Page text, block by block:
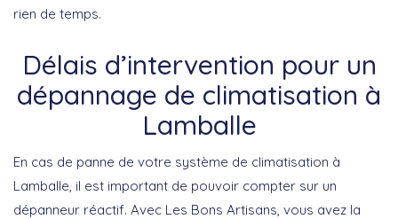
rien de temps.
Délais d’intervention pour un
dépannage de climatisation à
Lamballe
En cas de panne de votre système de climatisation à
Lamballe, il est important de pouvoir compter sur un
dépanneur réactif. Avec Les Bons Artisans, vous avez la